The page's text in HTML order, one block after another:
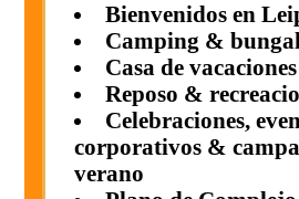
Bienvenidos en
Camping &
Casa de
Reposo &
Celebraciones,
corporativos &
verano